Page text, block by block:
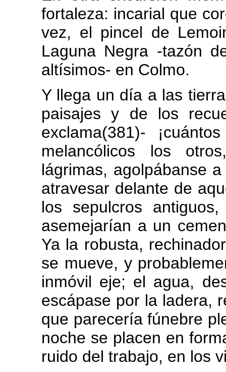
fortaleza: incarial que
vez, el pincel de
Laguna Negra -tazón
altísimos- en Colmo.
Y llega un día a las
paisajes y de los
exclama(381)-
melancólicos los
lágrimas, agolpábanse
atravesar delante de
los sepulcros
asemejarían a un
Ya la robusta,
se mueve, y
inmóvil eje; el agua,
escápase por la ladera,
que parecería fúnebre
noche se placen en
ruido del trabajo, en los